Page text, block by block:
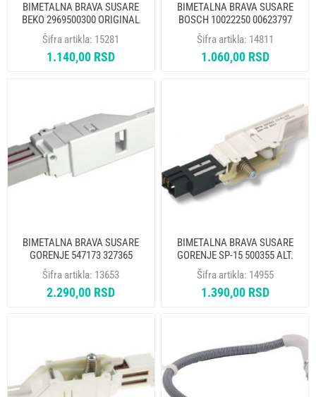
BIMETALNA BRAVA SUSARE
BEKO 2969500300 ORIGINAL
Šifra artikla: 15281
1.140,00 RSD
BIMETALNA BRAVA SUSARE
BOSCH 10022250 00623797
ALT. 14465
Šifra artikla: 14811
1.060,00 RSD
BIMETALNA BRAVA SUSARE
GORENJE 547173 327365
457188 ORIGINAL
Šifra artikla: 13653
2.290,00 RSD
BIMETALNA BRAVA SUSARE
GORENJE SP-15 500355 ALT.
322GO010
Šifra artikla: 14955
1.390,00 RSD